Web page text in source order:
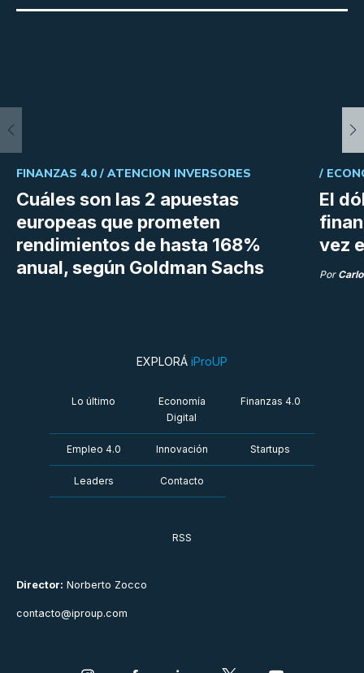
Cuáles son las 2 apuestas
europeas que prometen
rendimientos de hasta 168%
anual, según Goldman Sachs
FINANZAS 4.0 / ATENCION INVERSORES
El
vez
/
Por
Director: Norberto Zocco
contacto@iproup.com
EXPLORÁ iProUP
Lo último
Economía
Digital
Finanzas 4.0
Empleo 4.0 Innovación Startups
Leaders Contacto
RSS